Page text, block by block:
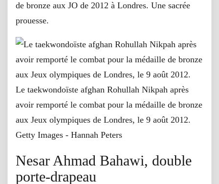
de bronze aux JO de 2012 à Londres. Une sacrée
prouesse.
Le taekwondoïste afghan Rohullah Nikpah après
avoir remporté le combat pour la médaille de bronze
aux Jeux olympiques de Londres, le 9 août 2012.
Getty Images - Hannah Peters
Nesar Ahmad Bahawi, double
porte-drapeau